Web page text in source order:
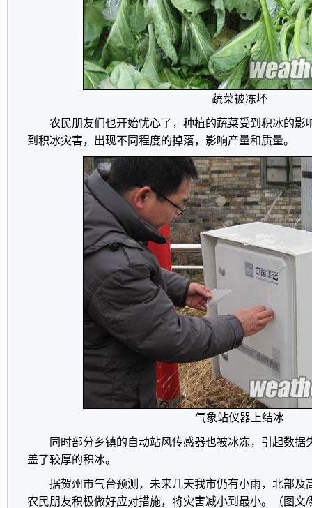
蔬菜被冻坏
农民朋友们也开始忧心了，种植的蔬菜受到积冰的影
到积冰灾害，出现不同程度的掉落，影响产量和质量。
气象站仪器上结冰
同时部分乡镇的自动站风传感器也被冰冻，引起数据
盖了较厚的积冰。
据贺州市气台预测，未来几天我市仍有小雨，北部及
农民朋友积极做好应对措施，将灾害减小到最小。（图文/